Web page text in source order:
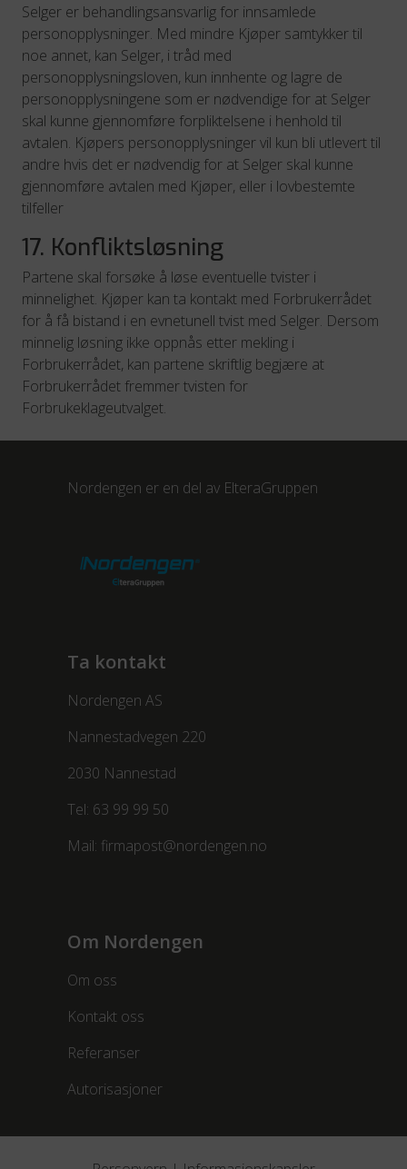
Selger er behandlingsansvarlig for innsamlede
personopplysninger. Med mindre Kjøper samtykker til
noe annet, kan Selger, i tråd med
personopplysningsloven, kun innhente og lagre de
personopplysningene som er nødvendige for at Selger
skal kunne gjennomføre forpliktelsene i henhold til
avtalen. Kjøpers personopplysninger vil kun bli utlevert til
andre hvis det er nødvendig for at Selger skal kunne
gjennomføre avtalen med Kjøper, eller i lovbestemte
tilfeller
17. Konfliktsløsning
Partene skal forsøke å løse eventuelle tvister i
minnelighet. Kjøper kan ta kontakt med Forbrukerrådet
for å få bistand i en evnetunell tvist med Selger. Dersom
minnelig løsning ikke oppnås etter mekling i
Forbrukerrådet, kan partene skriftlig begjære at
Forbrukerrådet fremmer tvisten for
Forbrukeklageutvalget.
Nordengen er en del av ElteraGruppen
Ta kontakt
Nordengen AS
Nannestadvegen 220
2030 Nannestad
Tel: 63 99 99 50
Mail: firmapost@nordengen.no
Om Nordengen
Om oss
Kontakt oss
Referanser
Autorisasjoner